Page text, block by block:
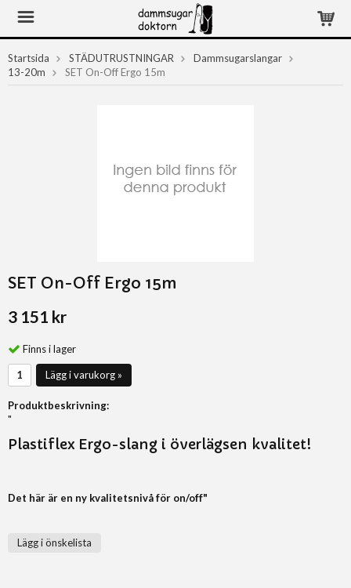
Startsida STÄDUTRUSTNINGAR
Dammsugarslangar
13-20m
SET On-Off Ergo 15m
SET On-Off Ergo 15m
3 151 kr
Finns i lager
Lägg i varukorg »
Produktbeskrivning:
"
Plastiflex Ergo-slang i överlägsen kvalitet!
Det här är en ny kvalitetsnivå för on/off"
Lägg i önskelista